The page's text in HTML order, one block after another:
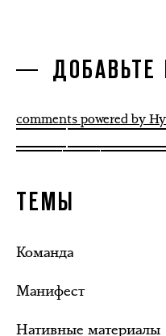
ДОБАВЬТЕ
comments powered by
ТЕМЫ
Команда
Манифест
Нативные материалы